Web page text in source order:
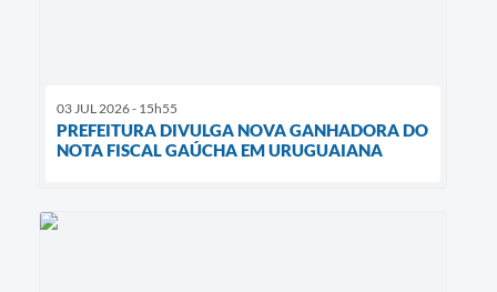
03 JUL 2026 - 15h55
PREFEITURA DIVULGA NOVA GANHADORA DO
NOTA FISCAL GAÚCHA EM URUGUAIANA